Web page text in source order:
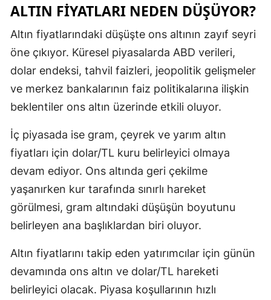
ALTIN FIYATLARI NEDEN DÜŞÜYOR?
Altın fiyatlarındaki düşüşte ons altının zayıf seyri
öne çıkıyor. Küresel piyasalarda ABD verileri,
dolar endeksi, tahvil faizleri, jeopolitik gelişmeler
ve merkez bankalarının faiz politikalarına ilişkin
beklentiler ons altın üzerinde etkili oluyor.
İç piyasada ise gram, çeyrek ve yarım altın
fiyatları için dolar/TL kuru belirleyici olmaya
devam ediyor. Ons altında geri çekilme
yaşanırken kur tarafında sınırlı hareket
görülmesi, gram altındaki düşüşün boyutunu
belirleyen ana başlıklardan biri oluyor.
Altın fiyatlarını takip eden yatırımcılar için günün
devamında ons altın ve dolar/TL hareketi
belirleyici olacak. Piyasa koşullarının hızlı